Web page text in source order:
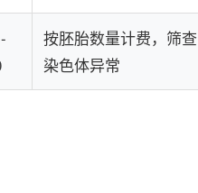
按胚胎数量计费，筛查
染色体异常